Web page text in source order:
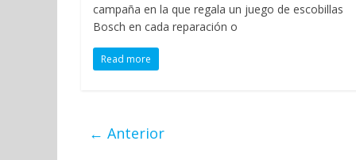
campaña en la que regala un juego de escobillas
Bosch en cada reparación o
Read more
← Anterior